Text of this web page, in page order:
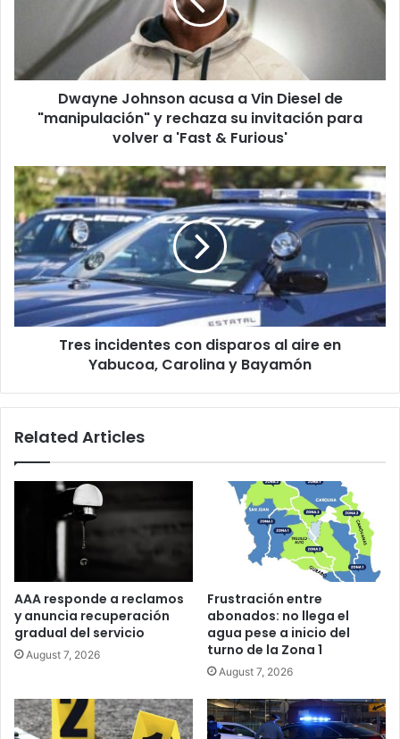
"manipulación"
y
volver
a
'Fast
&
Furious'
Dwayne Johnson acusa a Vin Diesel de
"manipulación" y rechaza su invitación para
volver a 'Fast & Furious'
Tres
incidentes
con
disparos
al
aire
en
Yabucoa,
Carolina
Tres incidentes con disparos al aire en
Yabucoa, Carolina y Bayamón
Related Articles
AAA responde a reclamos
y anuncia recuperación
gradual del servicio
August 7, 2026
Frustración entre
abonados: no llega el
agua pese a inicio del
turno de la Zona 1
August 7, 2026